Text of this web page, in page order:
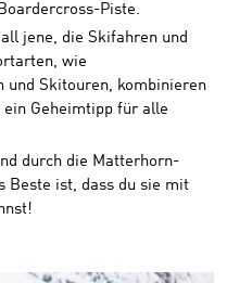
Piste.
jene, die Skifahren und
wie
und Skitouren, kombinieren
ein Geheimtipp für alle
durch die Matterhorn-
Beste ist, dass du sie mit